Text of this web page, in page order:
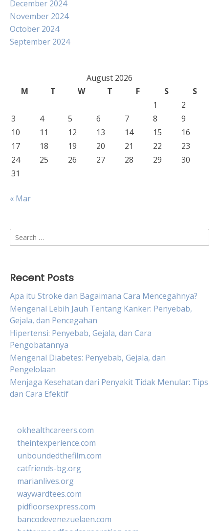
December 2024
November 2024
October 2024
September 2024
August 2026
M
T W T F S
S
1
2
3
4 5 6 7 8
9
10
11 12 13 14 15
16
17
18 19 20 21 22
23
24
25 26 27 28 29
30
31
« Mar
Search
for:
Recent Posts
Apa itu Stroke dan Bagaimana Cara Mencegahnya?
Mengenal Lebih Jauh Tentang Kanker: Penyebab,
Gejala, dan Pencegahan
Hipertensi: Penyebab, Gejala, dan Cara
Pengobatannya
Mengenal Diabetes: Penyebab, Gejala, dan
Pengelolaan
Menjaga Kesehatan dari Penyakit Tidak Menular: Tips
dan Cara Efektif
okhealthcareers.com
theintexperience.com
unboundedthefilm.com
catfriends-bg.org
marianlives.org
waywardtees.com
pidfloorsexpress.com
bancodevenezuelaen.com